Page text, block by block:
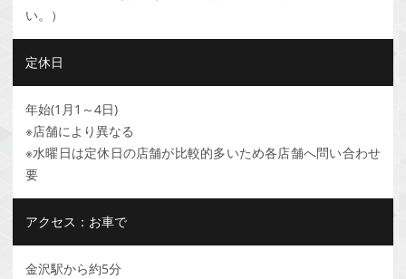
い。）
定休日
年始(1月1～4日)
※店舗により異なる
※水曜日は定休日の店舗が比較的多いため各店舗へ問い合わせ
要
アクセス：お車で
金沢駅から約5分